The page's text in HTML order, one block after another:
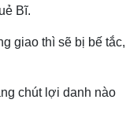
Bĩ.
giao thì sẽ bị bế tắc,
chút lợi danh nào